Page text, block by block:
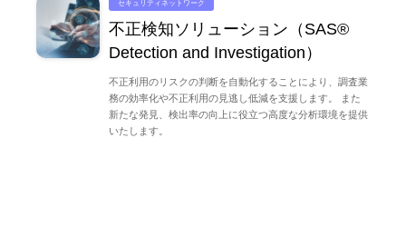
セキュリティネットワーク
不正検知ソリューション（SAS®
Detection and Investigation）
不正利用のリスクの判断を自動化することにより、調査業
務の効率化や不正利用の見逃し低減を支援します。 また
新たな発見、検出率の向上に役立つ高度な分析環境を提供
いたします。